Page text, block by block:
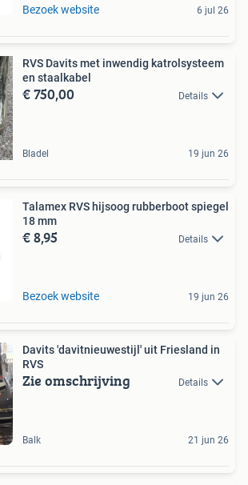
Bezoek website 6 jul 26
RVS Davits met inwendig katrolsysteem
en staalkabel
€ 750,00 Details
Bladel 19 jun 26
Talamex RVS hijsoog rubberboot spiegel
18 mm
€ 8,95 Details
Bezoek website 19 jun 26
Davits 'davitnieuwestijl' uit Friesland in
RVS
Zie omschrijving Details
Balk 21 jun 26